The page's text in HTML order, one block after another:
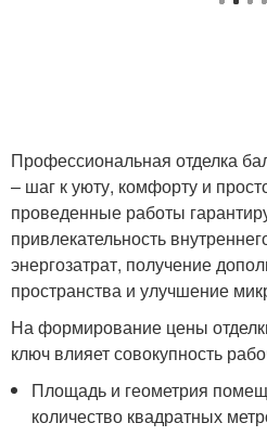
Профессиональная отделка
– шаг к уюту, комфорту и
проведенные работы
привлекательность
энергозатрат, получение
пространства и улучшение
На формирование цены
ключ влияет совокупность
Площадь и геометрия
количество квадратных